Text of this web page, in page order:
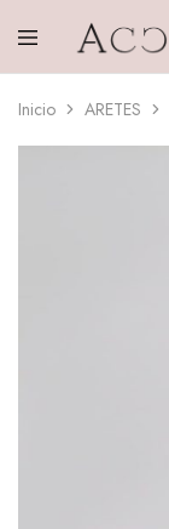
Inicio ARETES